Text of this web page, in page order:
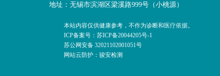
地址：无锡市滨湖区梁溪路999号（小桃源）
本站内容仅供健康参考，不作为诊断和医疗依据。
ICP备案号：苏ICP备20044205号-1
苏公网安备 32021102001051号
网站云防护：骏安检测